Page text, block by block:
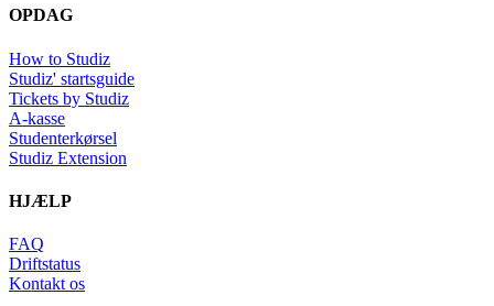
OPDAG
How to Studiz
Studiz' startsguide
Tickets by Studiz
A-kasse
Studenterkørsel
Studiz Extension
HJÆLP
FAQ
Driftstatus
Kontakt os